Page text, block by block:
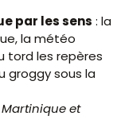
par les sens : la
la météo
tord les repères
groggy sous la
Martinique et